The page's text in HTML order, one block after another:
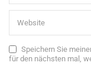
Speichern Sie
für den nächsten mal,